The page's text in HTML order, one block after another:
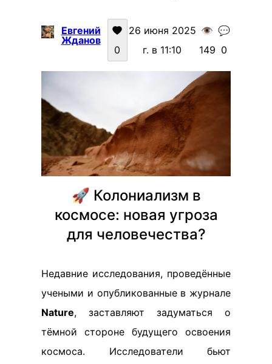
Евгений
Жданов
0
26 июня 2025
г. в 11:10
👁️
149
💬
0
🚀 Колониализм в
космосе: новая угроза
для человечества?
Недавние исследования, проведённые
учеными и опубликованные в журнале
Nature, заставляют задуматься о
тёмной стороне будущего освоения
космоса. Исследователи бьют